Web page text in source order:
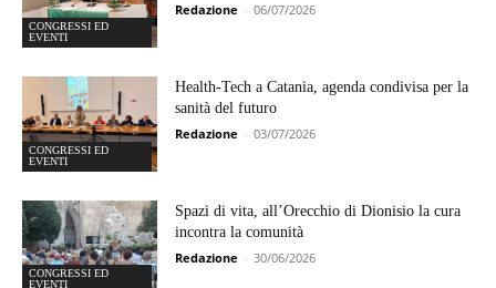
CONGRESSI ED
EVENTI
Redazione - 06/07/2026
CONGRESSI ED
EVENTI
Health-Tech a Catania, agenda condivisa per la
sanità del futuro
Redazione - 03/07/2026
CONGRESSI ED
EVENTI
Spazi di vita, all’Orecchio di Dionisio la cura
incontra la comunità
Redazione - 30/06/2026